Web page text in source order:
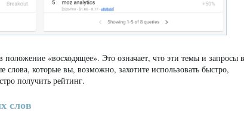
«восходящее». Это означает, что эти темы и запросы в
которые вы, возможно, захотите использовать быстро,
получить рейтинг.
слов